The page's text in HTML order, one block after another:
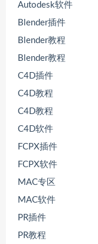
Autodesk软件
Blender插件
Blender教程
Blender教程
C4D插件
C4D教程
C4D教程
C4D软件
FCPX插件
FCPX软件
MAC专区
MAC软件
PR插件
PR教程